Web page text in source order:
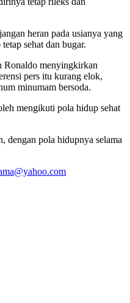
heran pada usianya yang
sehat dan bugar.
Ronaldo menyingkirkan
pers itu kurang elok,
minumam bersoda.
mengikuti pola hidup sehat
dengan pola hidupnya selama